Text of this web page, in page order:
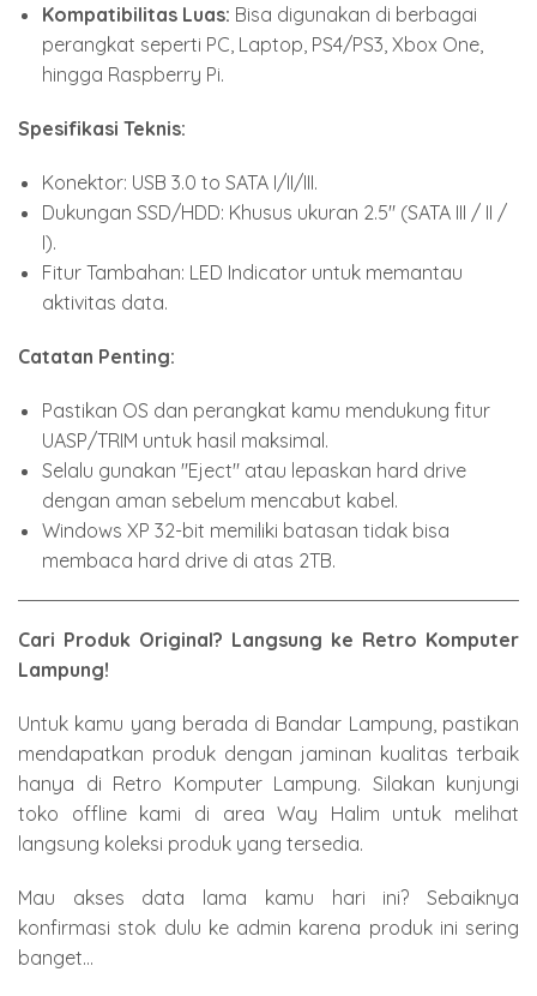
Kompatibilitas Luas: Bisa digunakan di berbagai
perangkat seperti PC, Laptop, PS4/PS3, Xbox One,
hingga Raspberry Pi.
Spesifikasi Teknis:
Konektor: USB 3.0 to SATA I/II/III.
Dukungan SSD/HDD: Khusus ukuran 2.5" (SATA III / II /
I).
Fitur Tambahan: LED Indicator untuk memantau
aktivitas data.
Catatan Penting:
Pastikan OS dan perangkat kamu mendukung fitur
UASP/TRIM untuk hasil maksimal.
Selalu gunakan "Eject" atau lepaskan hard drive
dengan aman sebelum mencabut kabel.
Windows XP 32-bit memiliki batasan tidak bisa
membaca hard drive di atas 2TB.
Cari Produk Original? Langsung ke Retro Komputer
Lampung!
Untuk kamu yang berada di Bandar Lampung, pastikan
mendapatkan produk dengan jaminan kualitas terbaik
hanya di Retro Komputer Lampung. Silakan kunjungi
toko offline kami di area Way Halim untuk melihat
langsung koleksi produk yang tersedia.
Mau akses data lama kamu hari ini? Sebaiknya
konfirmasi stok dulu ke admin karena produk ini sering
banget...